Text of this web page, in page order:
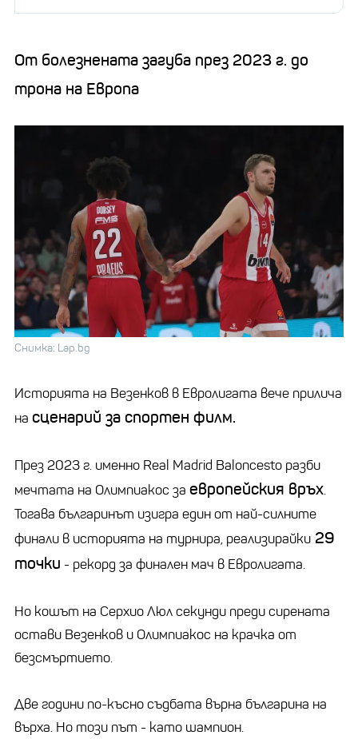
От болезнената загуба през 2023 г. до
трона на Европа
Снимка: Lap.bg
Историята на Везенков в Евролигата вече прилича
на сценарий за спортен филм.
През 2023 г. именно Real Madrid Baloncesto разби
мечтата на Олимпиакос за европейския връх.
Тогава българинът изигра един от най-силните
финали в историята на турнира, реализирайки 29
точки - рекорд за финален мач в Евролигата.
Но кошът на Серхио Люл секунди преди сирената
остави Везенков и Олимпиакос на крачка от
безсмъртието.
Две години по-късно съдбата върна българина на
върха. Но този път - като шампион.